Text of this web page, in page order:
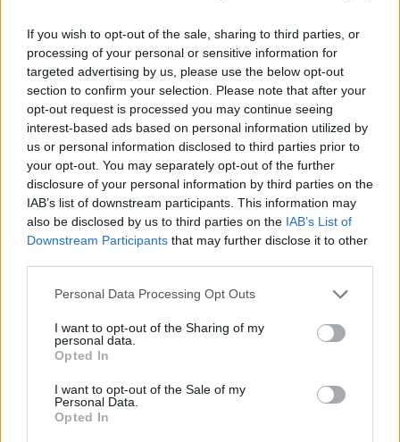
If you wish to opt-out of the sale, sharing to third parties, or
processing of your personal or sensitive information for
targeted advertising by us, please use the below opt-out
section to confirm your selection. Please note that after your
opt-out request is processed you may continue seeing
interest-based ads based on personal information utilized by
us or personal information disclosed to third parties prior to
your opt-out. You may separately opt-out of the further
disclosure of your personal information by third parties on the
IAB’s list of downstream participants. This information may
also be disclosed by us to third parties on the IAB’s List of
Downstream Participants that may further disclose it to other
Personal Data Processing Opt Outs
I want to opt-out of the Sharing of my
personal data.
Opted In
I want to opt-out of the Sale of my
Personal Data.
Opted In
kormányzatnak a hamis követelésekről szóló
törvény megsértése miatt - jelentette a Reuters.
Az Egyesült Államok Igazságügyi Minisztériuma
csütörtökön jelentette be, hogy a Lockheed Martin
Corporation beleegyezett 29,74 millió dollár megfizetésébe
az F-35-ös katonai repülőgépekre vonatkozó
szerződésekkel kapcsolatos hibás árképzési vádak
rendezése érdekében. Ez az összeg kiegészíti azt a 11,3
millió dollárt, amelyet a vállalat korábban már átutalt az
amerikai...
KEDVES OLVASÓNK!
A keresett cikk a portfolio.hu hírarchívumához
tartozik, melynek olvasása előfizetéses
Az előfizetés a következőket tartalmazza: